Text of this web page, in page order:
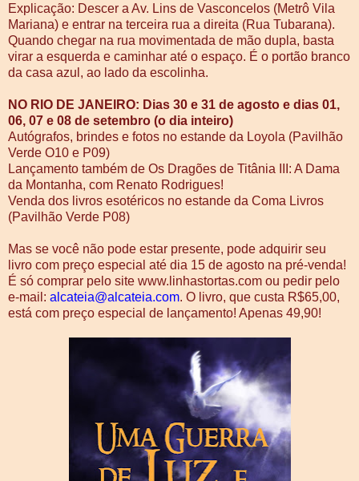
Explicação: Descer a Av. Lins de Vasconcelos (Metrô Vila
Mariana) e entrar na terceira rua a direita (Rua Tubarana).
Quando chegar na rua movimentada de mão dupla, basta
virar a esquerda e caminhar até o espaço. É o portão branco
da casa azul, ao lado da escolinha.
NO RIO DE JANEIRO: Dias 30 e 31 de agosto e dias 01,
06, 07 e 08 de setembro (o dia inteiro)
Autógrafos, brindes e fotos no estande da Loyola (Pavilhão
Verde O10 e P09)
Lançamento também de Os Dragões de Titânia III: A Dama
da Montanha, com Renato Rodrigues!
Venda dos livros esotéricos no estande da Coma Livros
(Pavilhão Verde P08)
Mas se você não pode estar presente, pode adquirir seu
livro com preço especial até dia 15 de agosto na pré-venda!
É só comprar pelo site www.linhastortas.com ou pedir pelo
e-mail: alcateia@alcateia.com. O livro, que custa R$65,00,
está com preço especial de lançamento! Apenas 49,90!